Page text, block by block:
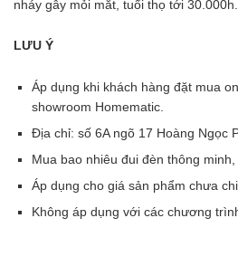
nháy gây mỏi mắt, tuổi thọ tới 30.000h.
LƯU Ý
Áp dụng khi khách hàng đặt mua
showroom Homematic.
Địa chỉ: số 6A ngõ 17 Hoàng Ngọc
Mua bao nhiêu đui đèn thông
Áp dụng cho giá sản phẩm chưa
Không áp dụng với các chương